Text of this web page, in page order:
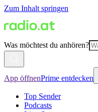
Zum Inhalt springen
Was möchtest du anhören?
App öffnenPrime entdecken
Top Sender
Podcasts